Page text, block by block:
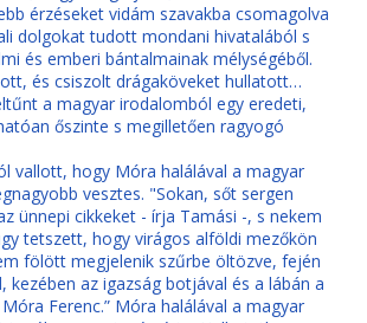
érzéseket vidám szavakba csomagolva
dolgokat tudott mondani hivatalából s
és emberi bántalmainak mélységéből.
és csiszolt drágaköveket hullatott…
a magyar irodalomból egy eredeti,
őszinte s megilletően ragyogó
vallott, hogy Móra halálával a magyar
vesztes. "Sokan, sőt sergen
ünnepi cikkeket - írja Tamási -, s nekem
tetszett, hogy virágos alföldi mezőkön
fölött megjelenik szűrbe öltözve, fején
kezében az igazság botjával és a lábán a
Ferenc.” Móra halálával a magyar